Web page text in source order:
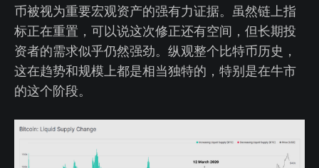
币被视为重要宏观资产的强有力证据。虽然链上指
标正在重置，可以说这次修正还有空间，但长期投
资者的需求似乎仍然强劲。纵观整个比特币历史，
这在趋势和规模上都是相当独特的，特别是在牛市
的这个阶段。